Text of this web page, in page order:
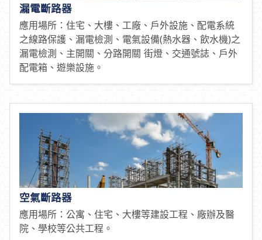
漏電斷路器
應用場所：住宅、大樓、工廠、戶外設施、配電系統
之線路保護、漏電檢測、電氣設備(熱水器、飲水機)之
漏電檢測、主開關、分路開關 街燈、交通號誌、戶外
配電箱、遊樂設施。
空氣斷路器
應用場所：公寓、住宅、大樓等建設工程、廠辦及醫
院、學校等公共工程。